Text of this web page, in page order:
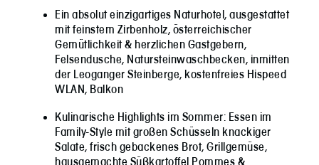
Ein absolut einzigartiges Naturhotel, ausgestattet
mit feinstem Zirbenholz, österreichischer
Gemütlichkeit & herzlichen Gastgebern,
Felsendusche, Natursteinwaschbecken, inmitten
der Leoganger Steinberge, kostenfreies Hispeed
WLAN, Balkon
Kulinarische Highlights im Sommer: Essen im
Family-Style mit großen Schüsseln knackiger
Salate, frisch gebackenes Brot, Grillgemüse,